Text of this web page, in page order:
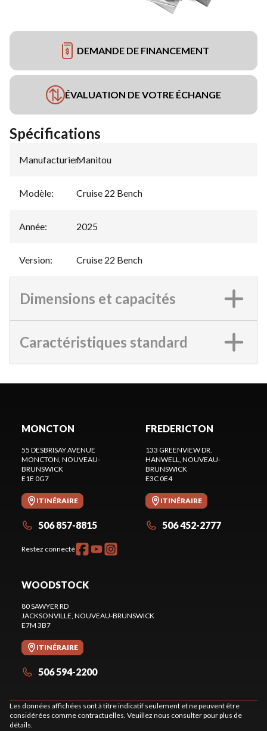
DEMANDE DE FINANCEMENT
ÉVALUATION DE VOTRE ÉCHANGE
Spécifications
Manufacturier:
Manitou
Modèle: Cruise 22 Bench
Année: 2025
Version: Cruise 22 Bench
Dimensions et capacités
Caractéristiques standard
MONCTON
55 DESBRISAY AVENUE
MONCTON , NOUVEAU-
BRUNSWICK
E1E 0G7
ITINÉRAIRE
506 857-8815
Restez connecté
FREDERICTON
133 GREENVIEW DR.
HANWELL , NOUVEAU-
BRUNSWICK
E3C 0E4
ITINÉRAIRE
506 452-2777
WOODSTOCK
80 SAWYER RD
JACKSONVILLE , NOUVEAU-BRUNSWICK
E7M 3B7
ITINÉRAIRE
506 594-2200
Les données affichées sont à titre indicatif seulement et ne peuvent être
considérées comme contractuelles. Veuillez nous consulter pour plus de
détails.